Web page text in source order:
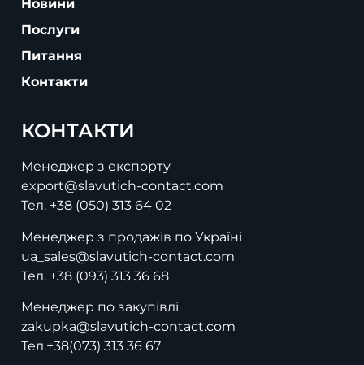
Новини
Послуги
Питання
Контакти
КОНТАКТИ
Менеджер з експорту
export@slavutich-contact.com
Тел. +38 (050) 313 64 02
Менеджер з продажів по Україні
ua_sales@slavutich-contact.com
Тел. +38 (093) 313 36 68
Менеджер по закупівлі
zakupka@slavutich-contact.com
Тел.+38(073) 313 36 67